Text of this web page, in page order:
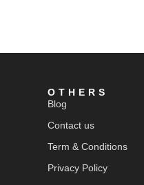
OTHERS
Blog
Contact us
Term & Conditions
Privacy Policy